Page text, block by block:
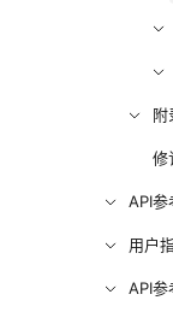
附
修
API参
用户
API